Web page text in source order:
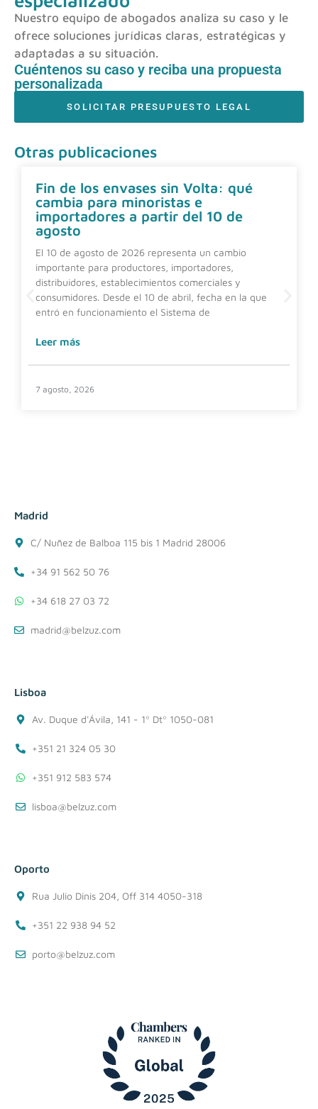
Nuestro equipo de abogados analiza su caso y le
ofrece soluciones jurídicas claras, estratégicas y
adaptadas a su situación.
Cuéntenos su caso y reciba una propuesta
personalizada
SOLICITAR PRESUPUESTO LEGAL
Otras publicaciones
Fin de los envases sin Volta: qué
cambia para minoristas e
importadores a partir del 10 de
agosto
El 10 de agosto de 2026 representa un cambio
importante para productores, importadores,
distribuidores, establecimientos comerciales y
consumidores. Desde el 10 de abril, fecha en la que
entró en funcionamiento el Sistema de
Leer más
7 agosto, 2026
Madrid
C/ Nuñez de Balboa 115 bis 1 Madrid 28006
+34 91 562 50 76
+34 618 27 03 72
madrid@belzuz.com
Lisboa
Av. Duque d'Ávila, 141 - 1º Dtº 1050-081
+351 21 324 05 30
+351 912 583 574
lisboa@belzuz.com
Oporto
Rua Julio Dinis 204, Off 314 4050-318
+351 22 938 94 52
porto@belzuz.com